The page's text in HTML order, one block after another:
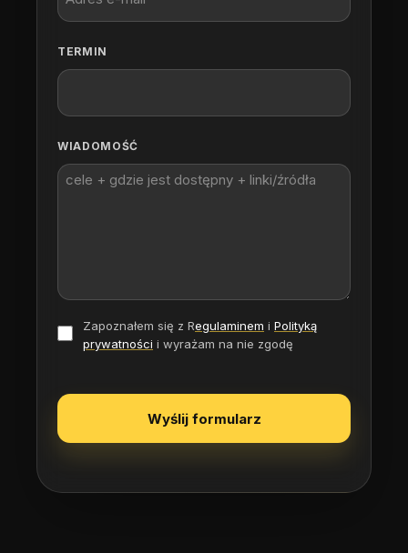
TERMIN
WIADOMOŚĆ
Zapoznałem się z Regulaminem i Polityką
prywatności i wyrażam na nie zgodę
Wyślij formularz